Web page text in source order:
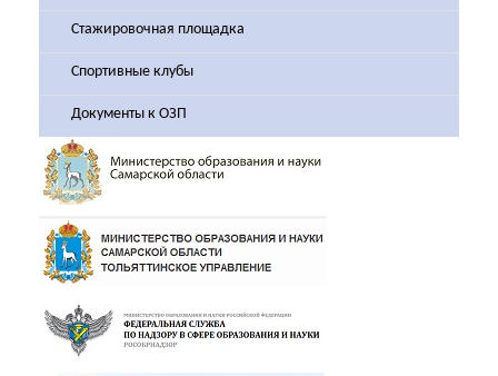
Стажировочная площадка
Спортивные клубы
Документы к ОЗП